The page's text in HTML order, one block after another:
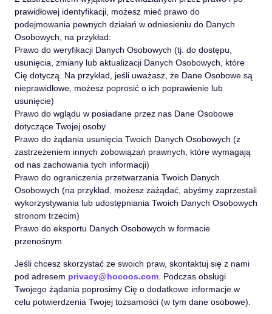
prawidłowej identyfikacji, możesz mieć prawo do
podejmowania pewnych działań w odniesieniu do Danych
Osobowych, na przykład:
Prawo do weryfikacji Danych Osobowych (tj. do dostępu,
usunięcia, zmiany lub aktualizacji Danych Osobowych, które
Cię dotyczą. Na przykład, jeśli uważasz, że Dane Osobowe są
nieprawidłowe, możesz poprosić o ich poprawienie lub
usunięcie)
Prawo do wglądu w posiadane przez nas Dane Osobowe
dotyczące Twojej osoby
Prawo do żądania usunięcia Twoich Danych Osobowych (z
zastrzeżeniem innych zobowiązań prawnych, które wymagają
od nas zachowania tych informacji)
Prawo do ograniczenia przetwarzania Twoich Danych
Osobowych (na przykład, możesz zażądać, abyśmy zaprzestali
wykorzystywania lub udostępniania Twoich Danych Osobowych
stronom trzecim)
Prawo do eksportu Danych Osobowych w formacie
przenośnym
Jeśli chcesz skorzystać ze swoich praw, skontaktuj się z nami
pod adresem privacy@hocoos.com . Podczas obsługi
Twojego żądania poprosimy Cię o dodatkowe informacje w
celu potwierdzenia Twojej tożsamości (w tym dane osobowe).